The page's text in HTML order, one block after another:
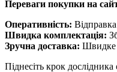
Переваги покупки на
Оперативність:
Швидка комплектація:
Зручна доставка: Швидке
Піднесіть крок